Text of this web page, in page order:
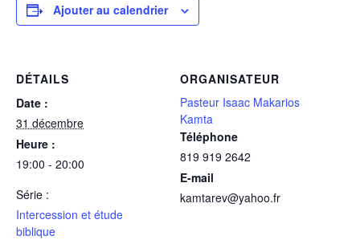
Ajouter au calendrier
DÉTAILS
Date :
31 décembre
Heure :
19:00 - 20:00
Série :
Intercession et étude
biblique
ORGANISATEUR
Pasteur Isaac Makarios
Kamta
Téléphone
819 919 2642
E-mail
kamtarev@yahoo.fr